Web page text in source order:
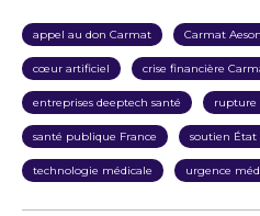
appel au don Carmat Carmat Aeson
cœur artificiel crise financière
entreprises deeptech santé rupture
santé publique France soutien
technologie médicale urgence